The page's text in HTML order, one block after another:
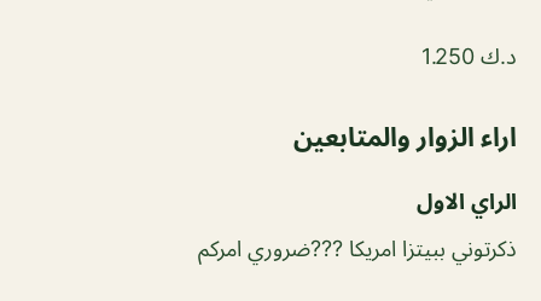
د.ك 1.250
اراء الزوار والمتابعين
الراي الاول
ذكرتوني ببيتزا امريكا ???ضروري امركم